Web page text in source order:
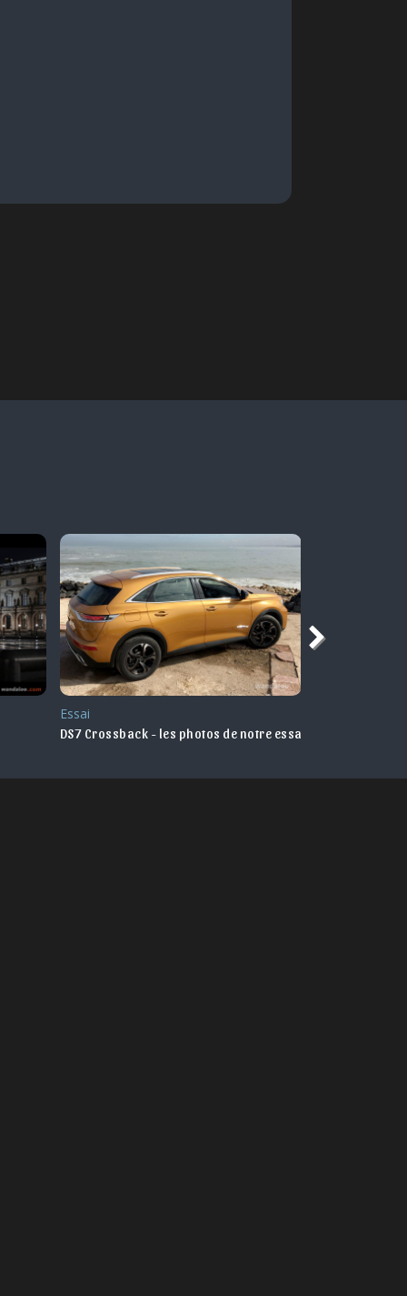
essai
Nouveauté
DS 3 Crossback 2019